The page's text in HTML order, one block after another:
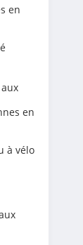
en
en
à vélo